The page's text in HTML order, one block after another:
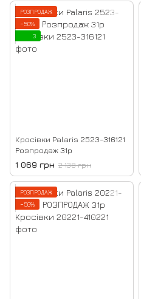
РОЗПРОДАЖ
−50%
3
Кросівки Palaris 2523-316121
Розпродаж 31р
1 069 грн 2 138 грн
РОЗПРОДАЖ
−50%